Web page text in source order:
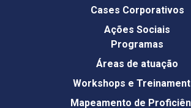
Cases Corporativos
Ações Sociais
Programas
Áreas de atuação
Workshops e
Mapeamento de